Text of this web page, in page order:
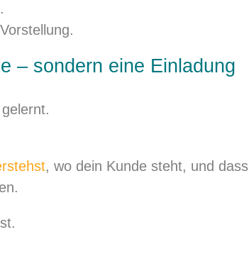
– sondern eine Einladung
, wo dein Kunde steht, und dass